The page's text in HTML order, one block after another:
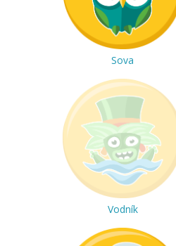
Sova
Vodník